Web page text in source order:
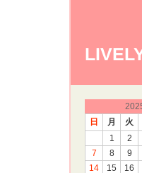
日
月 火
1
2
7
8 9
14
15 16